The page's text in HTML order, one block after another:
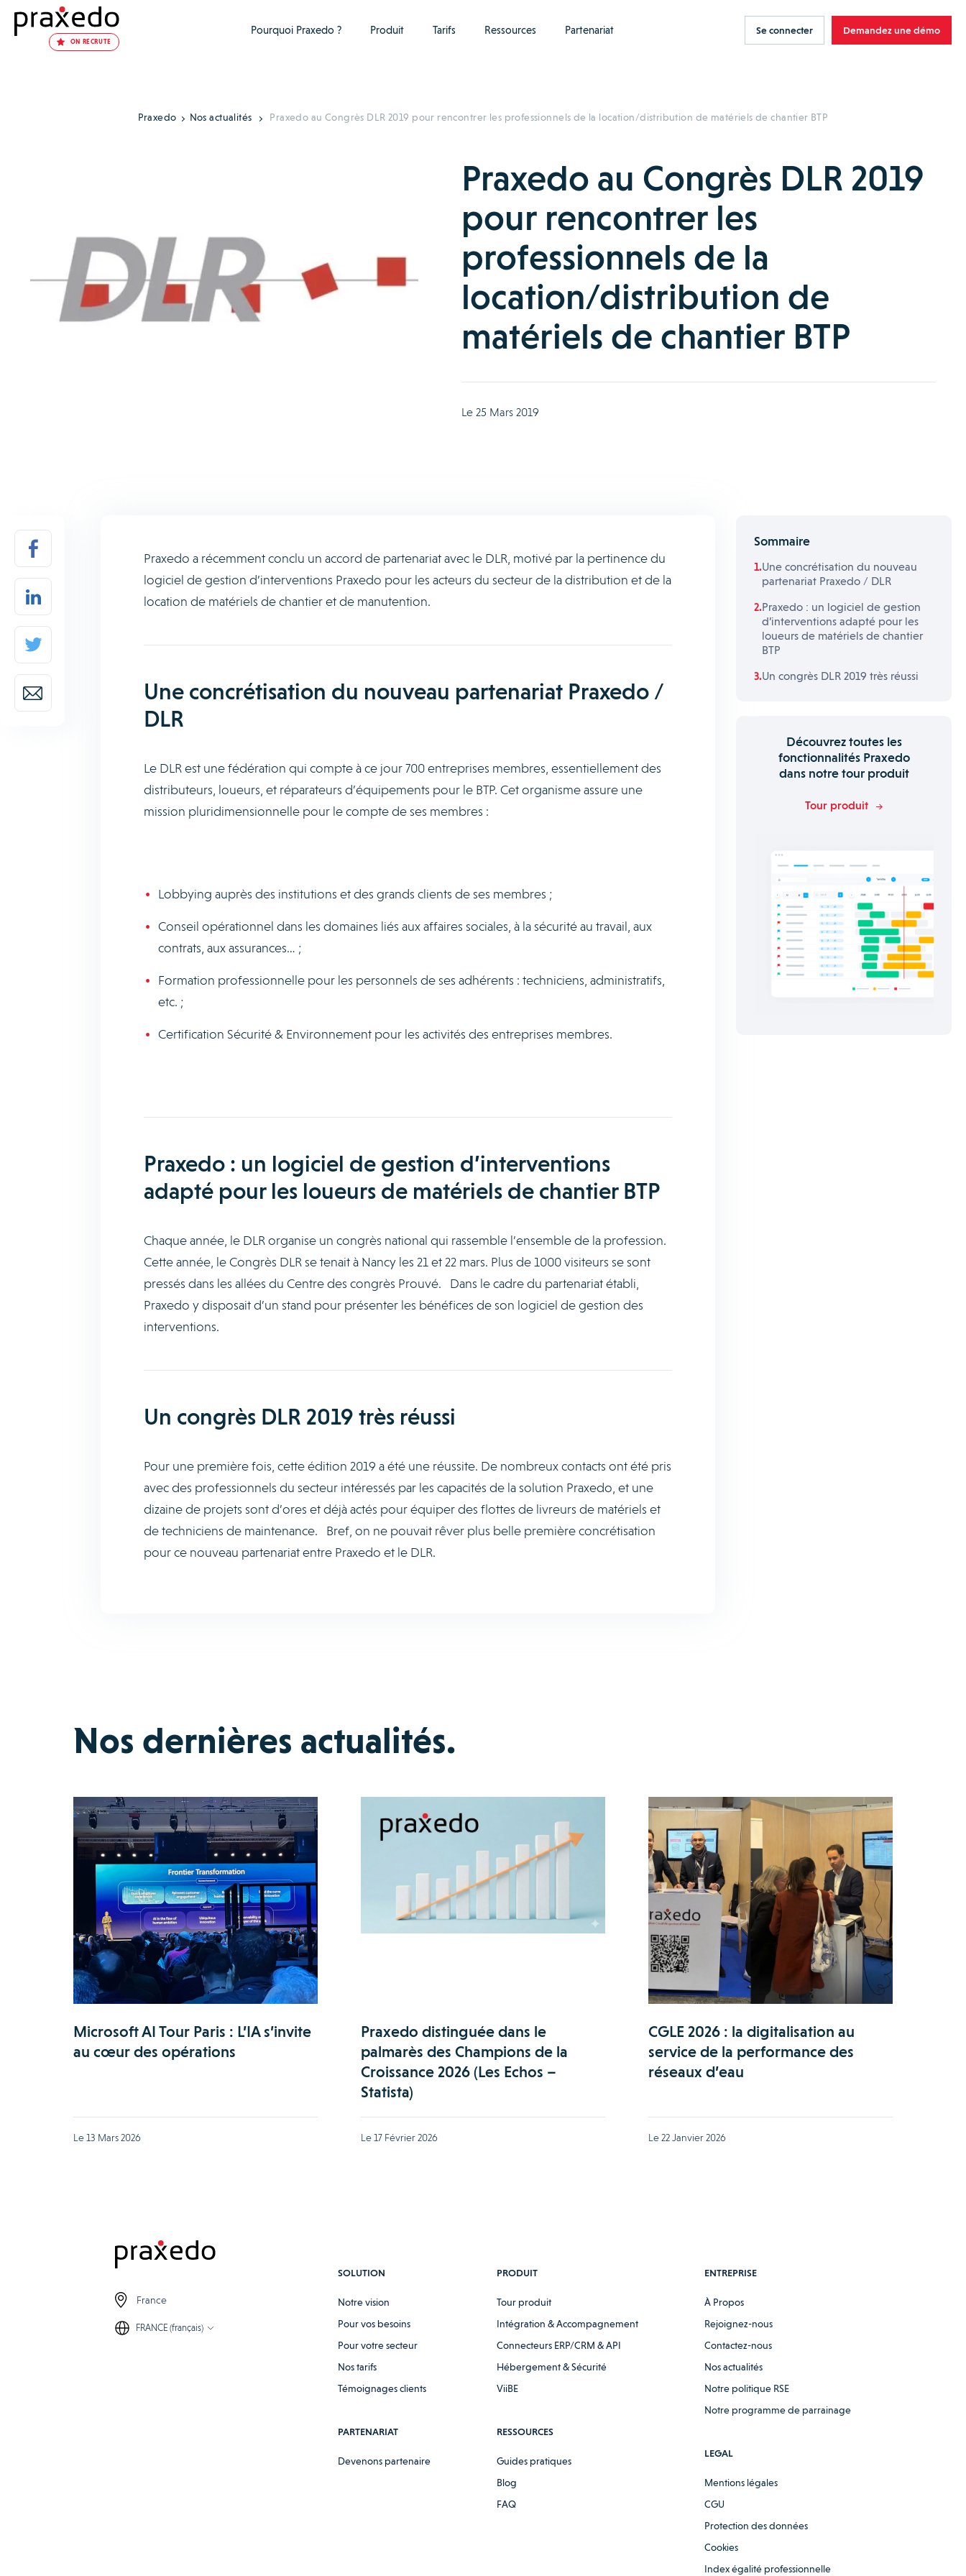
ON RECRUTE
Pourquoi Praxedo ? Produit Tarifs Ressources Partenariat Se connecter Demandez une démo
Praxedo Nos actualités Praxedo au Congrès DLR 2019 pour rencontrer les professionnels de la location/distribution de matériels de chantier BTP
Praxedo au Congrès DLR 2019
pour rencontrer les
professionnels de la
location/distribution de
matériels de chantier BTP
Le 25 Mars 2019
Praxedo a récemment conclu un accord de partenariat avec le DLR, motivé par la pertinence du
logiciel de gestion d’interventions Praxedo pour les acteurs du secteur de la distribution et de la
location de matériels de chantier et de manutention.
Une concrétisation du nouveau partenariat Praxedo /
DLR
Le DLR est une fédération qui compte à ce jour 700 entreprises membres, essentiellement des
distributeurs, loueurs, et réparateurs d’équipements pour le BTP. Cet organisme assure une
mission pluridimensionnelle pour le compte de ses membres :
Lobbying auprès des institutions et des grands clients de ses membres ;
Conseil opérationnel dans les domaines liés aux affaires sociales, à la sécurité au travail, aux
contrats, aux assurances… ;
Formation professionnelle pour les personnels de ses adhérents : techniciens, administratifs,
etc. ;
Certification Sécurité & Environnement pour les activités des entreprises membres.
Praxedo : un logiciel de gestion d’interventions
adapté pour les loueurs de matériels de chantier BTP
Chaque année, le DLR organise un congrès national qui rassemble l’ensemble de la profession.
Cette année, le Congrès DLR se tenait à Nancy les 21 et 22 mars. Plus de 1000 visiteurs se sont
pressés dans les allées du Centre des congrès Prouvé. Dans le cadre du partenariat établi,
Praxedo y disposait d’un stand pour présenter les bénéfices de son logiciel de gestion des
interventions.
Un congrès DLR 2019 très réussi
Pour une première fois, cette édition 2019 a été une réussite. De nombreux contacts ont été pris
avec des professionnels du secteur intéressés par les capacités de la solution Praxedo, et une
dizaine de projets sont d’ores et déjà actés pour équiper des flottes de livreurs de matériels et
de techniciens de maintenance. Bref, on ne pouvait rêver plus belle première concrétisation
pour ce nouveau partenariat entre Praxedo et le DLR.
Sommaire
Une concrétisation du nouveau
partenariat Praxedo / DLR
Praxedo : un logiciel de gestion
d’interventions adapté pour les
loueurs de matériels de chantier
BTP
Un congrès DLR 2019 très réussi
Découvrez toutes les
fonctionnalités Praxedo
dans notre tour produit
Tour produit
Nos dernières actualités.
Microsoft AI Tour Paris : L’IA s’invite
au cœur des opérations
Le 13 Mars 2026
Praxedo distinguée dans le
palmarès des Champions de la
Croissance 2026 (Les Echos –
Statista)
Le 17 Février 2026
CGLE 2026 : la digitalisation au
service de la performance des
réseaux d’eau
Le 22 Janvier 2026
France
FRANCE (français)
SOLUTION
Notre vision
Pour vos besoins
Pour votre secteur
Nos tarifs
Témoignages clients
PARTENARIAT
Devenons partenaire
PRODUIT
Tour produit
Intégration & Accompagnement
Connecteurs ERP/CRM & API
Hébergement & Sécurité
ViiBE
RESSOURCES
Guides pratiques
Blog
FAQ
ENTREPRISE
À Propos
Rejoignez-nous
Contactez-nous
Nos actualités
Notre politique RSE
Notre programme de parrainage
LEGAL
Mentions légales
CGU
Protection des données
Cookies
Index égalité professionnelle